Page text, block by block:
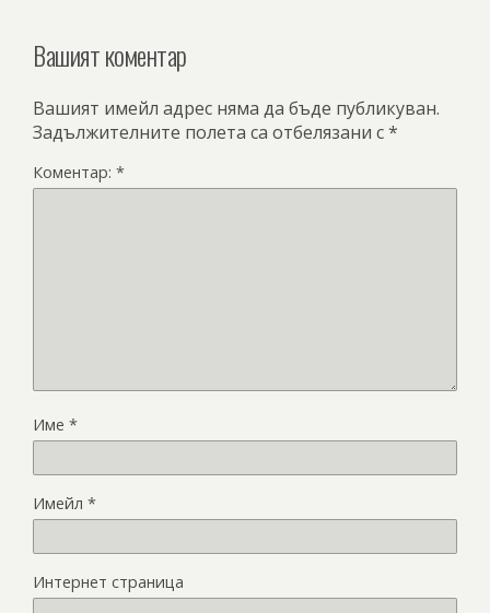
Вашият коментар
Вашият имейл адрес няма да бъде публикуван.
Задължителните полета са отбелязани с*
Коментар: *
Име *
Имейл *
Интернет страница